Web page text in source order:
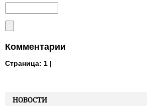
НОВОСТИ
Комментарии
Страница: 1 |